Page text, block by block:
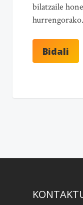
bilatzaile
hurrengorako.